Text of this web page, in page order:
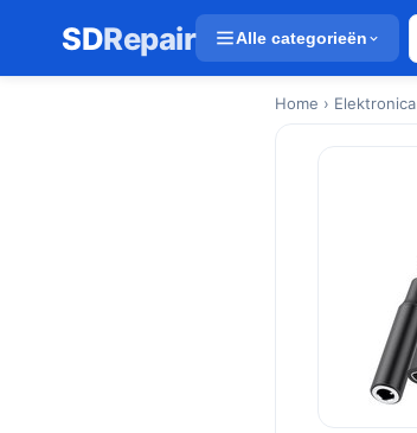
SDRepair Alle categorieën
Home › Elektronica